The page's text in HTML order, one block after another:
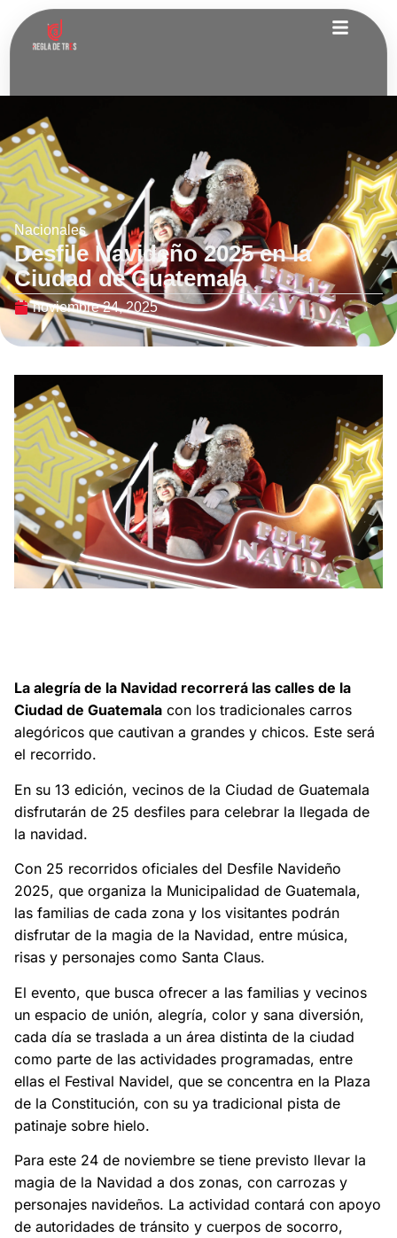
Nacionales
Desfile Navideño 2025 en la
Ciudad de Guatemala
noviembre 24, 2025
La alegría de la Navidad recorrerá las calles de la
Ciudad de Guatemala con los tradicionales carros
alegóricos que cautivan a grandes y chicos. Este será
el recorrido.
En su 13 edición, vecinos de la Ciudad de Guatemala
disfrutarán de 25 desfiles para celebrar la llegada de
la navidad.
Con 25 recorridos oficiales del Desfile Navideño
2025, que organiza la Municipalidad de Guatemala,
las familias de cada zona y los visitantes podrán
disfrutar de la magia de la Navidad, entre música,
risas y personajes como Santa Claus.
El evento, que busca ofrecer a las familias y vecinos
un espacio de unión, alegría, color y sana diversión,
cada día se traslada a un área distinta de la ciudad
como parte de las actividades programadas, entre
ellas el Festival Navidel, que se concentra en la Plaza
de la Constitución, con su ya tradicional pista de
patinaje sobre hielo.
Para este 24 de noviembre se tiene previsto llevar la
magia de la Navidad a dos zonas, con carrozas y
personajes navideños. La actividad contará con apoyo
de autoridades de tránsito y cuerpos de socorro,